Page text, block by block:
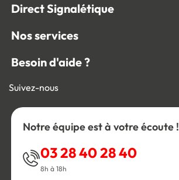
Direct Signalétique
Nos services
Besoin d'aide ?
Suivez-nous
Notre équipe est à votre écoute !
03 28 40 28 40
8h à 18h